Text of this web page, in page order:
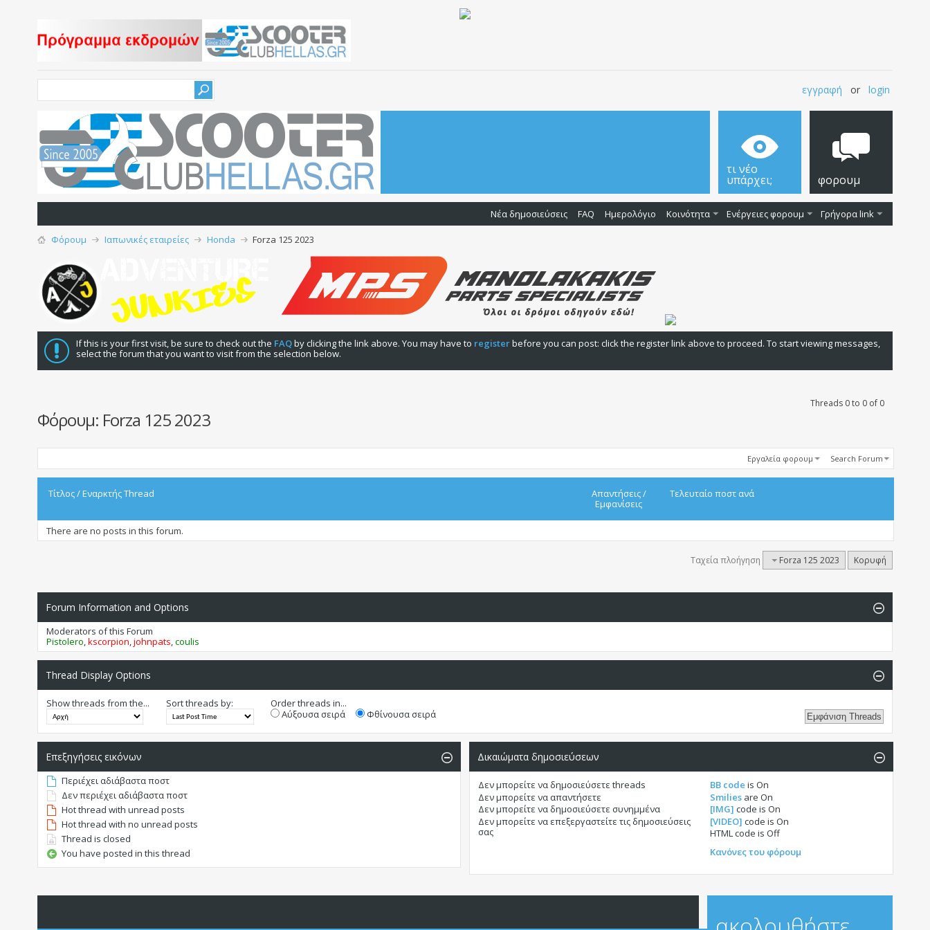
εγγραφή or login
τι νέο
υπάρχει; φορουμ
Νέα δημοσιεύσεις FAQ Ημερολόγιο Κοινότητα Ενέργειες φορουμ Γρήγορα link
Φόρουμ Ιαπωνικές εταιρείες Honda Forza 125 2023
If this is your first visit, be sure to check out the FAQby clicking the link above. You may have to registerbefore you can post: click the register link above to proceed. To start viewing messages,
select the forum that you want to visit from the selection below.
Threads 0 to 0 of 0
Φόρουμ: Forza 125 2023
Εργαλεία φορουμ Search Forum
Τίτλος/Εναρκτής Thread Απαντήσεις/
Εμφανίσεις
Τελευταίο ποστ ανά
There are no posts in this forum.
Ταχεία πλοήγηση Forza 125 2023 Κορυφή
Forum Information and Options
Moderators of this Forum
Pistolero,kscorpion,johnpats,coulis
Thread Display Options
Show threads from the... Sort threads by:
Order threads in...
Αύξουσα σειρά
Φθίνουσα σειρά
Επεξηγήσεις εικόνων
Περιέχει αδιάβαστα ποστ
Δεν περιέχει αδιάβαστα ποστ
Hot thread with unread posts
Hot thread with no unread posts
Thread is closed
You have posted in this thread
Δικαιώματα δημοσιεύσεων
Δεν μπορείτε να δημοσιεύσετε threads
Δεν μπορείτε να απαντήσετε
Δεν μπορείτε να δημοσιεύσετε συνημμένα
Δεν μπορείτενα επεξεργαστείτε τις δημοσιεύσεις
σας
BB code is On
Smiliesare On
[IMG] code is On
[VIDEO] code is On
HTML code is Off
Κανόνες του φόρουμ